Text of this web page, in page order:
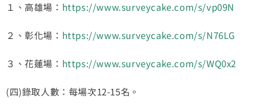
１、高雄場： https://www.surveycake.com/s/vp09N
２、彰化場： https://www.surveycake.com/s/N76LG
３、花蓮場： https://www.surveycake.com/s/WQ0x2
(四)錄取人數：每場次12-15名。